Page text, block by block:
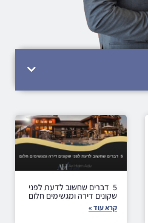
5 דברים שחשוב לדעת לפני
שקונים דירה ומגשימים חלום
קרא עוד »